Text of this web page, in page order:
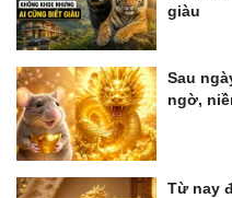
giàu
Sau
ngờ,
Từ nay